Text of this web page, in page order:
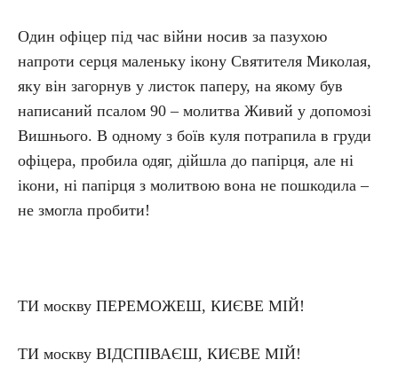
Один офіцер під час війни носив за пазухою
напроти серця маленьку ікону Святителя Миколая,
яку він загорнув у листок паперу, на якому був
написаний псалом 90 – молитва Живий у допомозі
Вишнього. В одному з боїв куля потрапила в груди
офіцера, пробила одяг, дійшла до папірця, але ні
ікони, ні папірця з молитвою вона не пошкодила –
не змогла пробити!
ТИ москву ПЕРЕМОЖЕШ, КИЄВЕ МІЙ!
ТИ москву ВІДСПІВАЄШ, КИЄВЕ МІЙ!